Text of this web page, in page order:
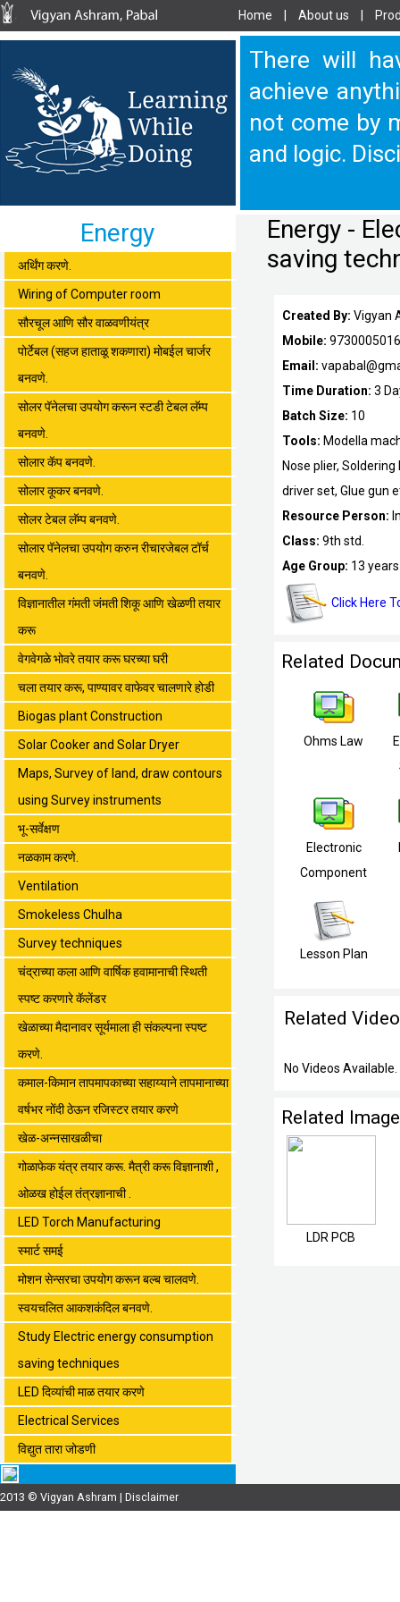
Home About us
There will
achieve
not come by
and logic.
Energy
अर्थिंग करणे.
Wiring of Computer room
सौरचूल आणि सौर वाळवणीयंत्र
पोर्टेबल (सहज हाताळू शकणारा) मोबईल चार्जर
बनवणे.
सोलर पॅनेलचा उपयोग करून स्टडी टेबल लॅम्प
बनवणे.
सोलार कॅप बनवणे.
सोलार कूकर बनवणे.
सोलर टेबल लॅम्प बनवणे.
सोलार पॅनेलचा उपयोग करुन रीचारजेबल टॉर्च
बनवणे.
विज्ञानातील गंमती जंमती शिकू आणि खेळणी तयार
करू
वेगवेगळे भोवरे तयार करू घरच्या घरी
चला तयार करू, पाण्यावर वाफेवर चालणारे होडी
Biogas plant Construction
Solar Cooker and Solar Dryer
Maps, Survey of land, draw contours
using Survey instruments
भू-सर्वेक्षण
नळकाम करणे.
Ventilation
Smokeless Chulha
Survey techniques
चंद्राच्या कला आणि वार्षिक हवामानाची स्थिती
स्पष्ट करणारे कॅलेंडर
खेळाच्या मैदानावर सूर्यमाला ही संकल्पना स्पष्ट
करणे.
कमाल-किमान तापमापकाच्या सहाय्याने तापमानाच्या
वर्षभर नोंदी ठेऊन रजिस्टर तयार करणे
खेळ-अन्नसाखळीचा
गोळाफेक यंत्र तयार करू. मैत्री करू विज्ञानाशी ,
ओळख होईल तंत्रज्ञानाची .
LED Torch Manufacturing
स्मार्ट समई
मोशन सेन्सरचा उपयोग करून बल्ब चालवणे.
स्वयचलित आकशकंदिल बनवणे.
Study Electric energy consumption
saving techniques
LED दिव्यांची माळ तयार करणे
Electrical Services
विद्युत तारा जोडणी
Energy -
saving
Created By: Vigyan
Mobile: 9730005016
Email:
Time Duration: 3
Batch Size: 10
Tools: Modella
Nose plier,
driver set, Glue gun
Resource Person:
Class: 9th std.
Age Group: 13 years
Click Here
Related
Ohms Law
Electronic
Component
Lesson Plan
Related
No Videos Available.
Related
LDR PCB
2013 © Vigyan Ashram | Disclaimer